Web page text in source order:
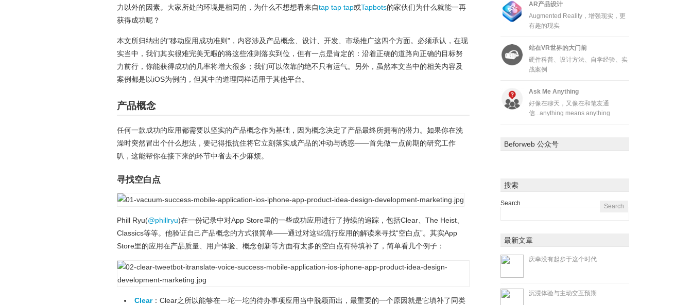
力以外的因素。大家所处的环境是相同的，为什么不想想看来自tap tap tap或Tapbots的家伙们为什么就能一再
获得成功呢？
本文所归纳出的"移动应用成功准则"，内容涉及产品概念、设计、开发、市场推广这四个方面。必须承认，在现
实当中，我们其实很难完美无暇的将这些准则落实到位，但有一点是肯定的：沿着正确的道路向正确的目标努
力前行，你能获得成功的几率将增大很多；我们可以依靠的绝不只有运气。另外，虽然本文当中的相关内容及
案例都是以iOS为例的，但其中的道理同样适用于其他平台。
产品概念
任何一款成功的应用都需要以坚实的产品概念作为基础，因为概念决定了产品最终所拥有的潜力。如果你在洗
澡时突然冒出个什么想法，要记得抵抗住将它立刻落实成产品的冲动与诱惑——首先做一点前期的研究工作
叭，这能帮你在接下来的环节中省去不少麻烦。
寻找空白点
Phill Ryu(@phillryu)在一份记录中对App Store里的一些成功应用进行了持续的追踪，包括Clear、The Heist、
Classics等等。他验证自己产品概念的方式很简单——通过对这些流行应用的解读来寻找“空白点”。其实App
Store里的应用在产品质量、用户体验、概念创新等方面有太多的空白点有待填补了，简单看几个例子：
Clear：Clear之所以能够在一坨一坨的待办事项应用当中脱颖而出，最重要的一个原因就是它填补了同类
AR产品设计
Augmented Reality，增强现实，更
有趣的现实
站在VR世界的大门前
硬件科普、设计方法、自学经验、实
战案例
Ask Me Anything
好像在聊天，又像在和笔友通
信...anything means anything
Beforweb 公众号
搜索
Search
最新文章
庆幸没有起步于这个时代
沉浸体验与主动交互预期